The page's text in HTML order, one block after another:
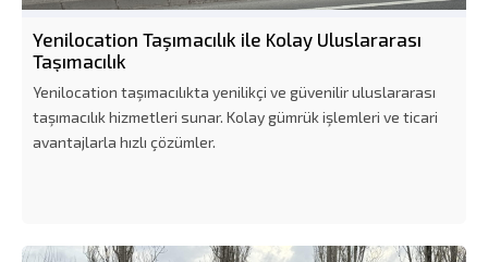
Yenilocation Taşımacılık ile Kolay Uluslararası
Taşımacılık
Yenilocation taşımacılıkta yenilikçi ve güvenilir uluslararası
taşımacılık hizmetleri sunar. Kolay gümrük işlemleri ve ticari
avantajlarla hızlı çözümler.